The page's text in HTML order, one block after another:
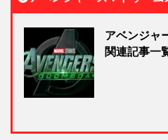
アベンジャ
関連記事一